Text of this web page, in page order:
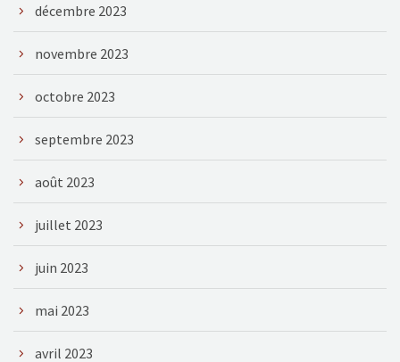
décembre 2023
novembre 2023
octobre 2023
septembre 2023
août 2023
juillet 2023
juin 2023
mai 2023
avril 2023